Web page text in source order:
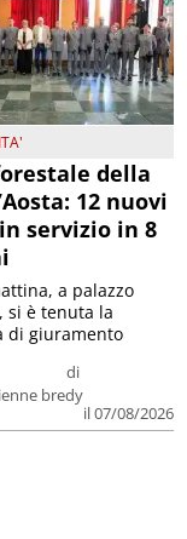
della
12 nuovi
servizio in 8
di
bredy
il 07/08/2026
a palazzo
si è tenuta la
di giuramento